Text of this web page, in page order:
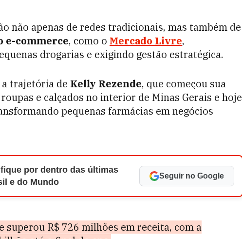
não apenas de redes tradicionais, mas também de
e-commerce, como o Mercado Livre,
drogarias e exigindo gestão estratégica.
a trajetória de Kelly Rezende, que começou sua
e calçados no interior de Minas Gerais e hoje
pequenas farmácias em negócios
por dentro das últimas
e do Mundo
Seguir no Google
superou R$ 726 milhões em receita, com a